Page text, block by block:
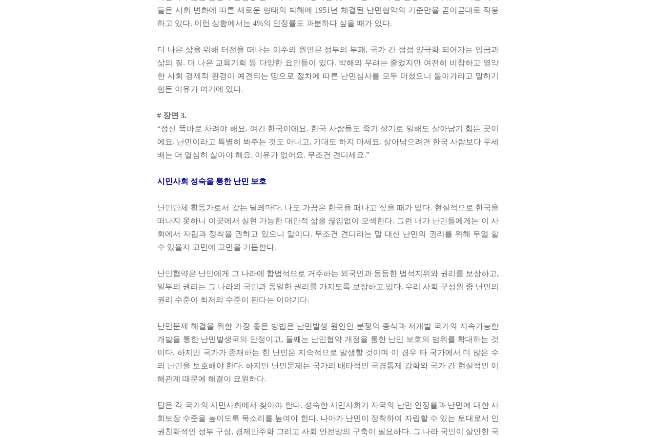
들은 사회 변화에 따른 새로운 형태의 박해에 1951년 체결된 난민협약의 기준만을 곧이곧대로 적용
하고 있다. 이런 상황에서는 4%의 인정률도 과분하다 싶을 때가 있다.
더 나은 삶을 위해 터전을 떠나는 이주의 원인은 정부의 부패, 국가 간 점점 양극화 되어가는 임금과
삶의 질. 더 나은 교육기회 등 다양한 요인들이 있다. 박해의 우려는 줄었지만 여전히 비참하고 열악
한 사회 경제적 환경이 예견되는 땅으로 절차에 따른 난민심사를 모두 마쳤으니 돌아가라고 말하기
힘든 이유가 여기에 있다.
# 장면 3.
“정신 똑바로 차려야 해요. 여긴 한국이에요. 한국 사람들도 죽기 살기로 일해도 살아남기 힘든 곳이
에요. 난민이라고 특별히 봐주는 것도 아니고, 기대도 하지 마세요. 살아남으려면 한국 사람보다 두세
배는 더 열심히 살아야 해요. 이유가 없어요. 무조건 견디세요.”
시민사회 성숙을 통한 난민 보호
난민단체 활동가로서 갖는 딜레마다. 나도 가끔은 한국을 떠나고 싶을 때가 있다. 현실적으로 한국을
떠나지 못하니 이곳에서 실현 가능한 대안적 삶을 끊임없이 모색한다. 그런 내가 난민들에게는 이 사
회에서 자립과 정착을 권하고 있으니 말이다. 무조건 견디라는 말 대신 난민의 권리를 위해 무얼 할
수 있을지 고민에 고민을 거듭한다.
난민협약은 난민에게 그 나라에 합법적으로 거주하는 외국인과 동등한 법적지위와 권리를 보장하고,
일부의 권리는 그 나라의 국민과 동일한 권리를 가지도록 보장하고 있다. 우리 사회 구성원 중 난민의
권리 수준이 최저의 수준이 된다는 이야기다.
난민문제 해결을 위한 가장 좋은 방법은 난민발생 원인인 분쟁의 종식과 저개발 국가의 지속가능한
개발을 통한 난민발생국의 안정이고, 둘째는 난민협약 개정을 통한 난민 보호의 범위를 확대하는 것
이다. 하지만 국가가 존재하는 한 난민은 지속적으로 발생할 것이며 이 경우 타 국가에서 더 많은 수
의 난민을 보호해야 한다. 하지만 난민문제는 국가의 배타적인 국경통제 강화와 국가 간 현실적인 이
해관계 때문에 해결이 요원하다.
답은 각 국가의 시민사회에서 찾아야 한다. 성숙한 시민사회가 자국의 난민 인정률과 난민에 대한 사
회보장 수준을 높이도록 목소리를 높여야 한다. 나아가 난민이 정착하여 자립할 수 있는 토대로서 인
권친화적인 정부 구성, 경제민주화 그리고 사회 안전망의 구축이 필요하다. 그 나라 국민이 살만한 국